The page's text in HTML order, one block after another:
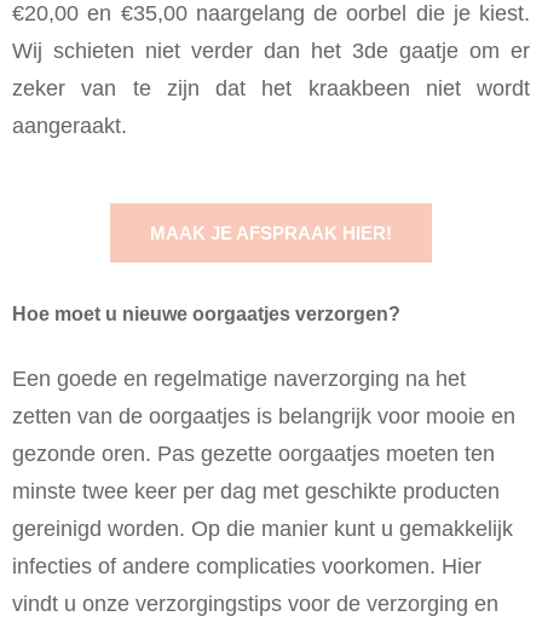
€20,00 en €35,00 naargelang de oorbel die je kiest.
Wij schieten niet verder dan het 3de gaatje om er
zeker van te zijn dat het kraakbeen niet wordt
aangeraakt.
MAAK JE AFSPRAAK HIER!
Hoe moet u nieuwe oorgaatjes verzorgen?
Een goede en regelmatige naverzorging na het
zetten van de oorgaatjes is belangrijk voor mooie en
gezonde oren. Pas gezette oorgaatjes moeten ten
minste twee keer per dag met geschikte producten
gereinigd worden. Op die manier kunt u gemakkelijk
infecties of andere complicaties voorkomen. Hier
vindt u onze verzorgingstips voor de verzorging en